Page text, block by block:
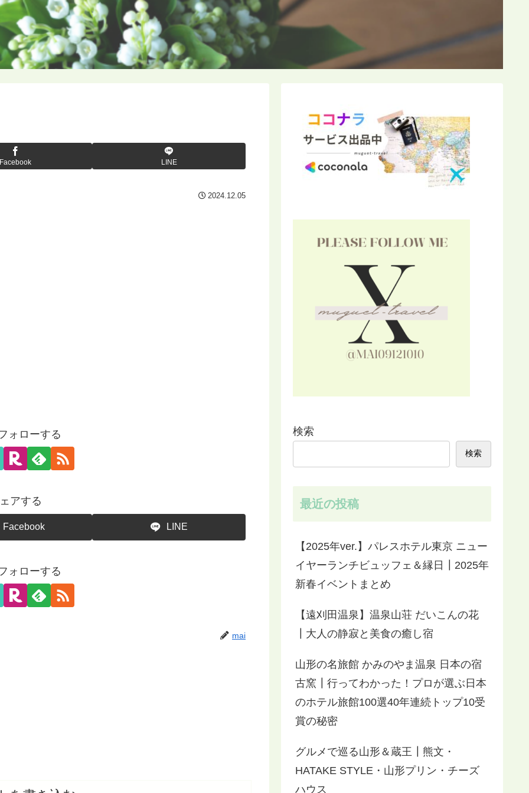
Facebook LINE
2024.12.05
ォローする
アする
Facebook LINE
ォローする
mai
検索
検索
最近の投稿
【2025年ver.】パレスホテル東京 ニュー
イヤーランチビュッフェ＆縁日┃2025年
新春イベントまとめ
【遠刈田温泉】温泉山荘 だいこんの花
┃大人の静寂と美食の癒し宿
山形の名旅館 かみのやま温泉 日本の宿
古窯┃行ってわかった！プロが選ぶ日本
のホテル旅館100選40年連続トップ10受
賞の秘密
グルメで巡る山形＆蔵王┃熊文・
HATAKE STYLE・山形プリン・チーズ
ハウス